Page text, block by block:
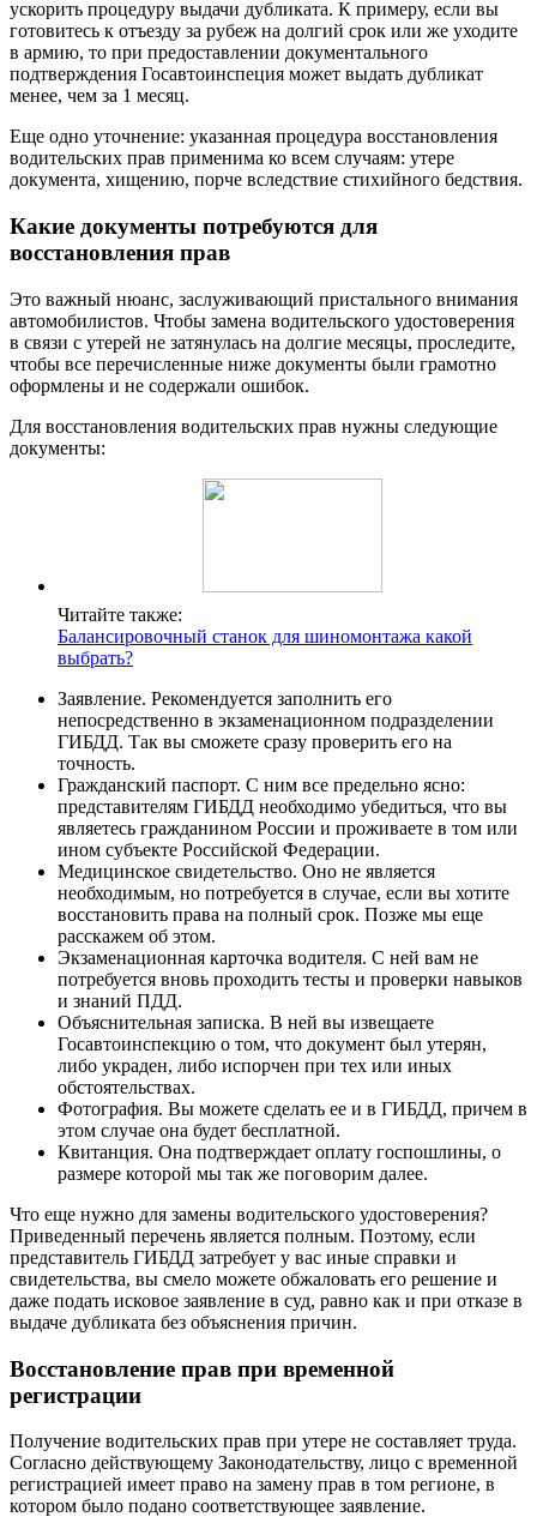
ускорить процедуру выдачи дубликата. К примеру, если вы
готовитесь к отъезду за рубеж на долгий срок или же уходите
в армию, то при предоставлении документального
подтверждения Госавтоинспеция может выдать дубликат
менее, чем за 1 месяц.
Еще одно уточнение: указанная процедура восстановления
водительских прав применима ко всем случаям: утере
документа, хищению, порче вследствие стихийного бедствия.
Какие документы потребуются для
восстановления прав
Это важный нюанс, заслуживающий пристального внимания
автомобилистов. Чтобы замена водительского удостоверения
в связи с утерей не затянулась на долгие месяцы, проследите,
чтобы все перечисленные ниже документы были грамотно
оформлены и не содержали ошибок.
Для восстановления водительских прав нужны следующие
документы:
Читайте также:
Балансировочный станок для шиномонтажа какой
выбрать?
Заявление. Рекомендуется заполнить его
непосредственно в экзаменационном подразделении
ГИБДД. Так вы сможете сразу проверить его на
точность.
Гражданский паспорт. С ним все предельно ясно:
представителям ГИБДД необходимо убедиться, что вы
являетесь гражданином России и проживаете в том или
ином субъекте Российской Федерации.
Медицинское свидетельство. Оно не является
необходимым, но потребуется в случае, если вы хотите
восстановить права на полный срок. Позже мы еще
расскажем об этом.
Экзаменационная карточка водителя. С ней вам не
потребуется вновь проходить тесты и проверки навыков
и знаний ПДД.
Объяснительная записка. В ней вы извещаете
Госавтоинспекцию о том, что документ был утерян,
либо украден, либо испорчен при тех или иных
обстоятельствах.
Фотография. Вы можете сделать ее и в ГИБДД, причем в
этом случае она будет бесплатной.
Квитанция. Она подтверждает оплату госпошлины, о
размере которой мы так же поговорим далее.
Что еще нужно для замены водительского удостоверения?
Приведенный перечень является полным. Поэтому, если
представитель ГИБДД затребует у вас иные справки и
свидетельства, вы смело можете обжаловать его решение и
даже подать исковое заявление в суд, равно как и при отказе в
выдаче дубликата без объяснения причин.
Восстановление прав при временной
регистрации
Получение водительских прав при утере не составляет труда.
Согласно действующему Законодательству, лицо с временной
регистрацией имеет право на замену прав в том регионе, в
котором было подано соответствующее заявление.